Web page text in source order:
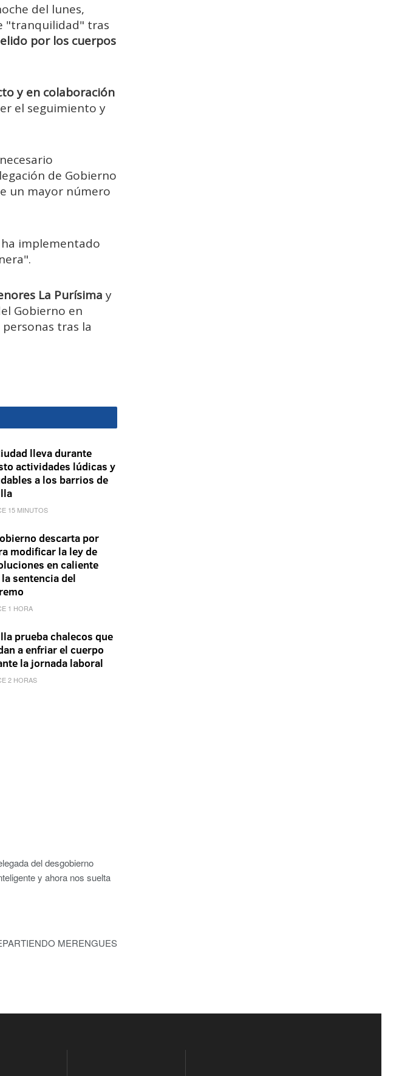
del lunes,
"tranquilidad" tras
por los cuerpos
y en colaboración
el seguimiento y
de Gobierno
un mayor número
implementado
La Purísima y
Gobierno en
tras la
lleva durante
actividades lúdicas y
a los barrios de
15 MINUTOS
descarta por
modificar la ley de
en caliente
sentencia del
1 HORA
prueba chalecos que
a enfriar el cuerpo
la jornada laboral
2 HORAS
del desgobierno
y ahora nos suelta
MERENGUES